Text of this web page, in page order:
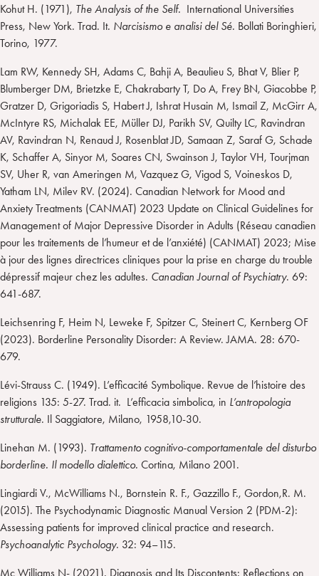
Kohut H. (1971), The Analysis of the Self. International Universities
Press, New York. Trad. It. Narcisismo e analisi del Sé. Bollati Boringhieri,
Torino, 1977.
Lam RW, Kennedy SH, Adams C, Bahji A, Beaulieu S, Bhat V, Blier P,
Blumberger DM, Brietzke E, Chakrabarty T, Do A, Frey BN, Giacobbe P,
Gratzer D, Grigoriadis S, Habert J, Ishrat Husain M, Ismail Z, McGirr A,
McIntyre RS, Michalak EE, Müller DJ, Parikh SV, Quilty LC, Ravindran
AV, Ravindran N, Renaud J, Rosenblat JD, Samaan Z, Saraf G, Schade
K, Schaffer A, Sinyor M, Soares CN, Swainson J, Taylor VH, Tourjman
SV, Uher R, van Ameringen M, Vazquez G, Vigod S, Voineskos D,
Yatham LN, Milev RV. (2024). Canadian Network for Mood and
Anxiety Treatments (CANMAT) 2023 Update on Clinical Guidelines for
Management of Major Depressive Disorder in Adults (Réseau canadien
pour les traitements de l’humeur et de l’anxiété) (CANMAT) 2023; Mise
à jour des lignes directrices cliniques pour la prise en charge du trouble
dépressif majeur chez les adultes. Canadian Journal of Psychiatry. 69:
641-687.
Leichsenring F, Heim N, Leweke F, Spitzer C, Steinert C, Kernberg OF
(2023). Borderline Personality Disorder: A Review. JAMA. 28: 670-
679.
Lévi-Strauss C. (1949). L’efficacité Symbolique. Revue de l’histoire des
religions 135: 5-27. Trad. it. L’efficacia simbolica, in L’antropologia
strutturale. Il Saggiatore, Milano, 1958,10-30.
Linehan M. (1993). Trattamento cognitivo-comportamentale del disturbo
borderline. Il modello dialettico. Cortina, Milano 2001.
Lingiardi V., McWilliams N., Bornstein R. F., Gazzillo F., Gordon,R. M.
(2015). The Psychodynamic Diagnostic Manual Version 2 (PDM-2):
Assessing patients for improved clinical practice and research.
Psychoanalytic Psychology. 32: 94–115.
Mc Williams N- (2021). Diagnosis and Its Discontents: Reflections on